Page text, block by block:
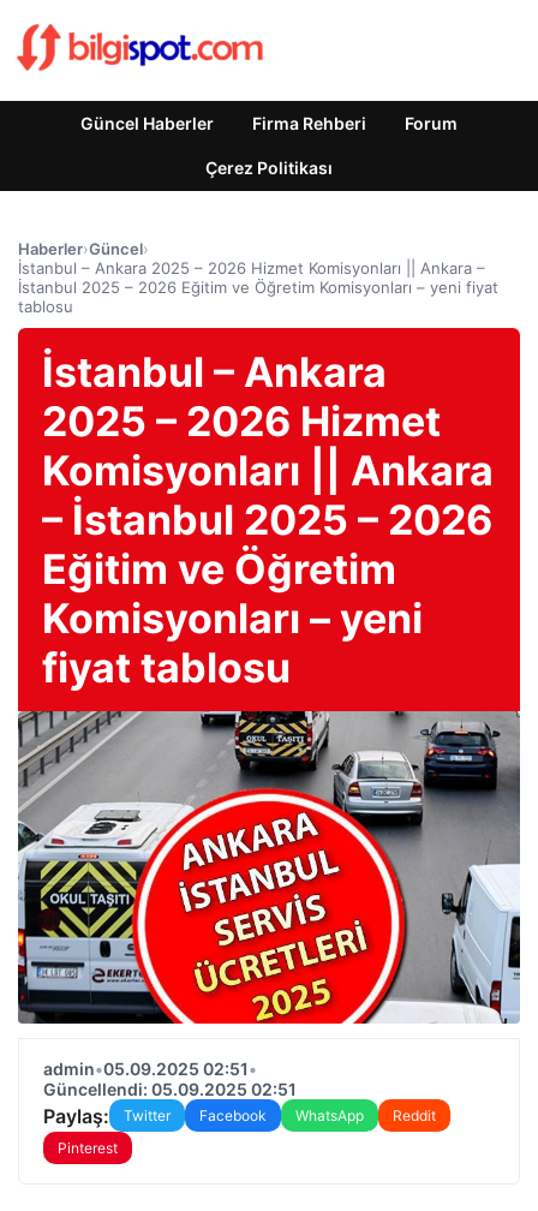
Güncel Haberler Firma Rehberi Forum
Çerez Politikası
Haberler›Güncel›
İstanbul – Ankara 2025 – 2026 Hizmet Komisyonları || Ankara –
İstanbul 2025 – 2026 Eğitim ve Öğretim Komisyonları – yeni fiyat
tablosu
İstanbul – Ankara
2025 – 2026 Hizmet
Komisyonları || Ankara
– İstanbul 2025 – 2026
Eğitim ve Öğretim
Komisyonları – yeni
fiyat tablosu
admin•05.09.2025 02:51•
Güncellendi: 05.09.2025 02:51
Paylaş: Twitter Facebook WhatsApp
Reddit
Pinterest